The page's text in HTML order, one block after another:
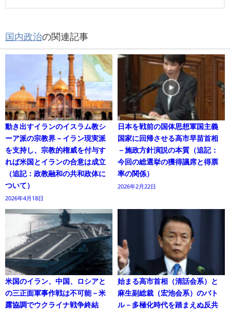
国内政治の関連記事
動き出すイランのイスラム教シ
ーア派の宗教界－イラン現実派
を支持し、宗教的権威を付与す
れば米国とイランの合意は成立
（追記：政教融和の共和政体に
ついて）
2026年4月18日
日本を戦前の国体思想軍国主義
国家に回帰させる高市早苗首相
－施政方針演説の本質（追記：
今回の総選挙の獲得議席と得票
率の関係）
2026年2月22日
米国のイラン、中国、ロシアと
の三正面軍事作戦は不可能－米
露協調でウクライナ戦争終結
始まる高市首相（清話会系）と
麻生副総裁（宏池会系）のバト
ル－多極化時代を踏まえぬ反共